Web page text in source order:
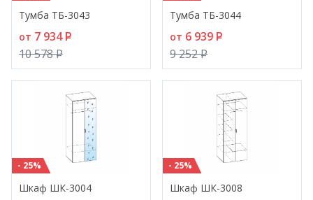
Тумба ТБ-3043
от 7 934P
10 578P
Тумба ТБ-3044
от 6 939 P
9 252P
- 25%
Шкаф ШК-3004
- 25%
Шкаф ШК-3008